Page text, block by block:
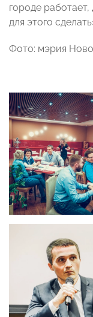
городе
для этого
Фото: мэрия